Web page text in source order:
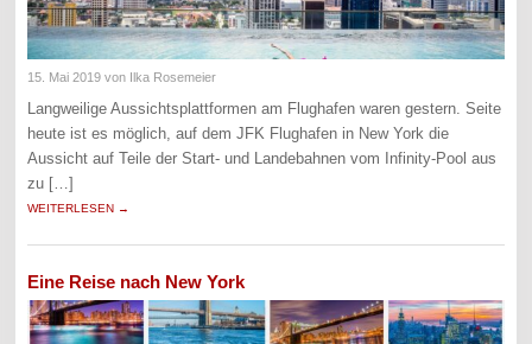
15. Mai 2019 von Ilka Rosemeier
Langweilige Aussichtsplattformen am Flughafen waren gestern. Seite
heute ist es möglich, auf dem JFK Flughafen in New York die
Aussicht auf Teile der Start- und Landebahnen vom Infinity-Pool aus
zu […]
WEITERLESEN →
Eine Reise nach New York